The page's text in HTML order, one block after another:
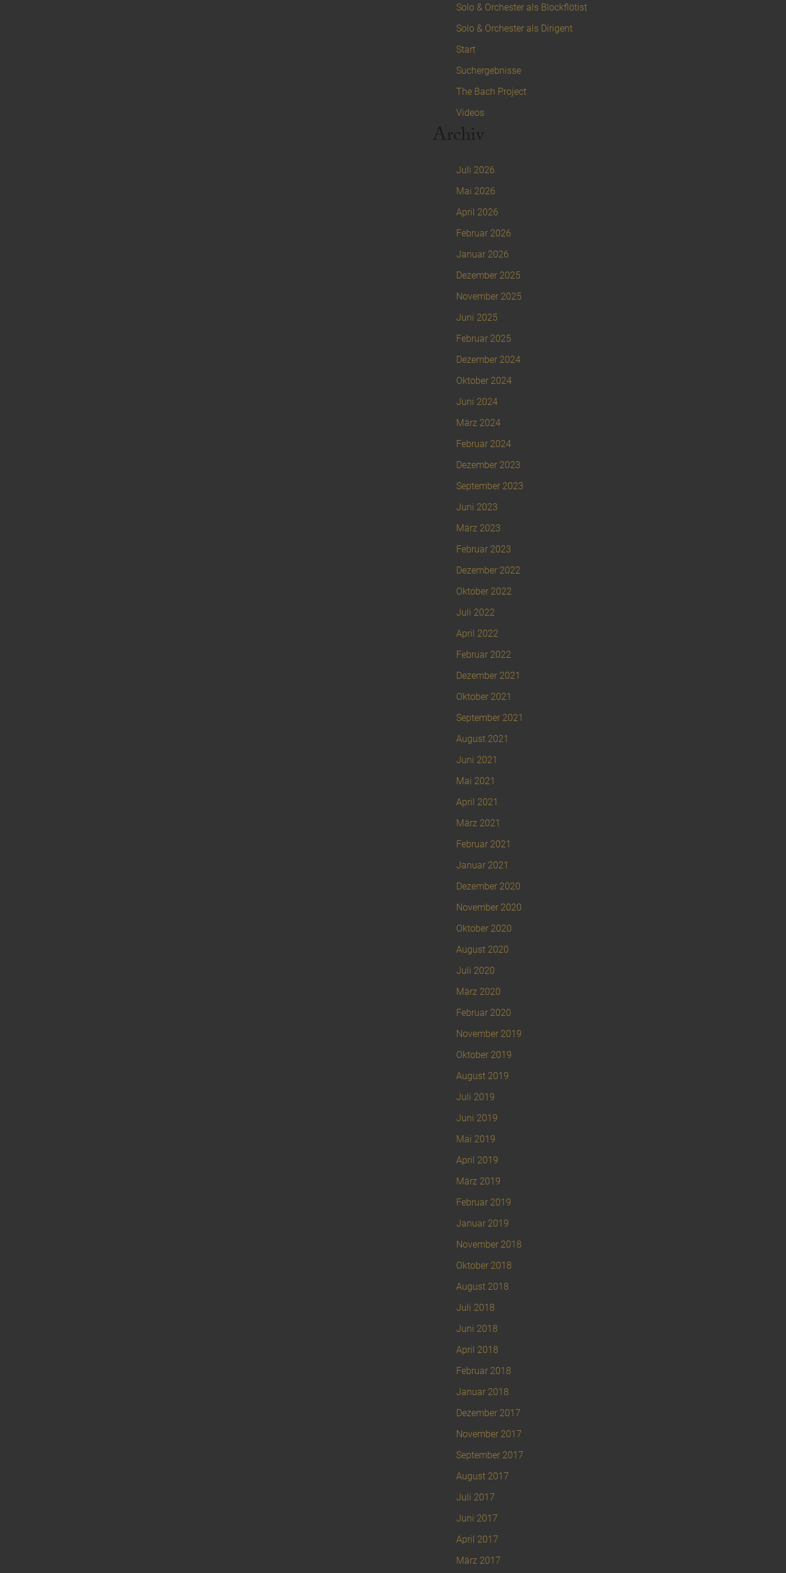
Solo & Orchester als Blockflötist
Solo & Orchester als Dirigent
Start
Suchergebnisse
The Bach Project
Videos
Archiv
Juli 2026
Mai 2026
April 2026
Februar 2026
Januar 2026
Dezember 2025
November 2025
Juni 2025
Februar 2025
Dezember 2024
Oktober 2024
Juni 2024
März 2024
Februar 2024
Dezember 2023
September 2023
Juni 2023
März 2023
Februar 2023
Dezember 2022
Oktober 2022
Juli 2022
April 2022
Februar 2022
Dezember 2021
Oktober 2021
September 2021
August 2021
Juni 2021
Mai 2021
April 2021
März 2021
Februar 2021
Januar 2021
Dezember 2020
November 2020
Oktober 2020
August 2020
Juli 2020
März 2020
Februar 2020
November 2019
Oktober 2019
August 2019
Juli 2019
Juni 2019
Mai 2019
April 2019
März 2019
Februar 2019
Januar 2019
November 2018
Oktober 2018
August 2018
Juli 2018
Juni 2018
April 2018
Februar 2018
Januar 2018
Dezember 2017
November 2017
September 2017
August 2017
Juli 2017
Juni 2017
April 2017
März 2017